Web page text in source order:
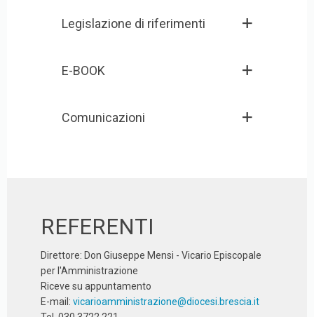
Legislazione di riferimenti
E-BOOK
Comunicazioni
REFERENTI
Direttore: Don Giuseppe Mensi - Vicario Episcopale
per l'Amministrazione
Riceve su appuntamento
E-mail: vicarioamministrazione@diocesi.brescia.it